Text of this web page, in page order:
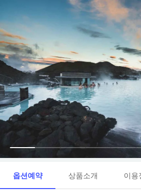
옵션예약 상품소개 이용